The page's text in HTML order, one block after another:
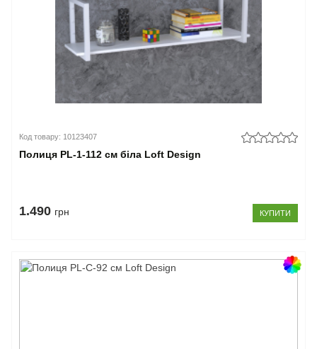
Код товару: 10123407
Полиця PL-1-112 см біла Loft Design
1.490 грн КУПИТИ